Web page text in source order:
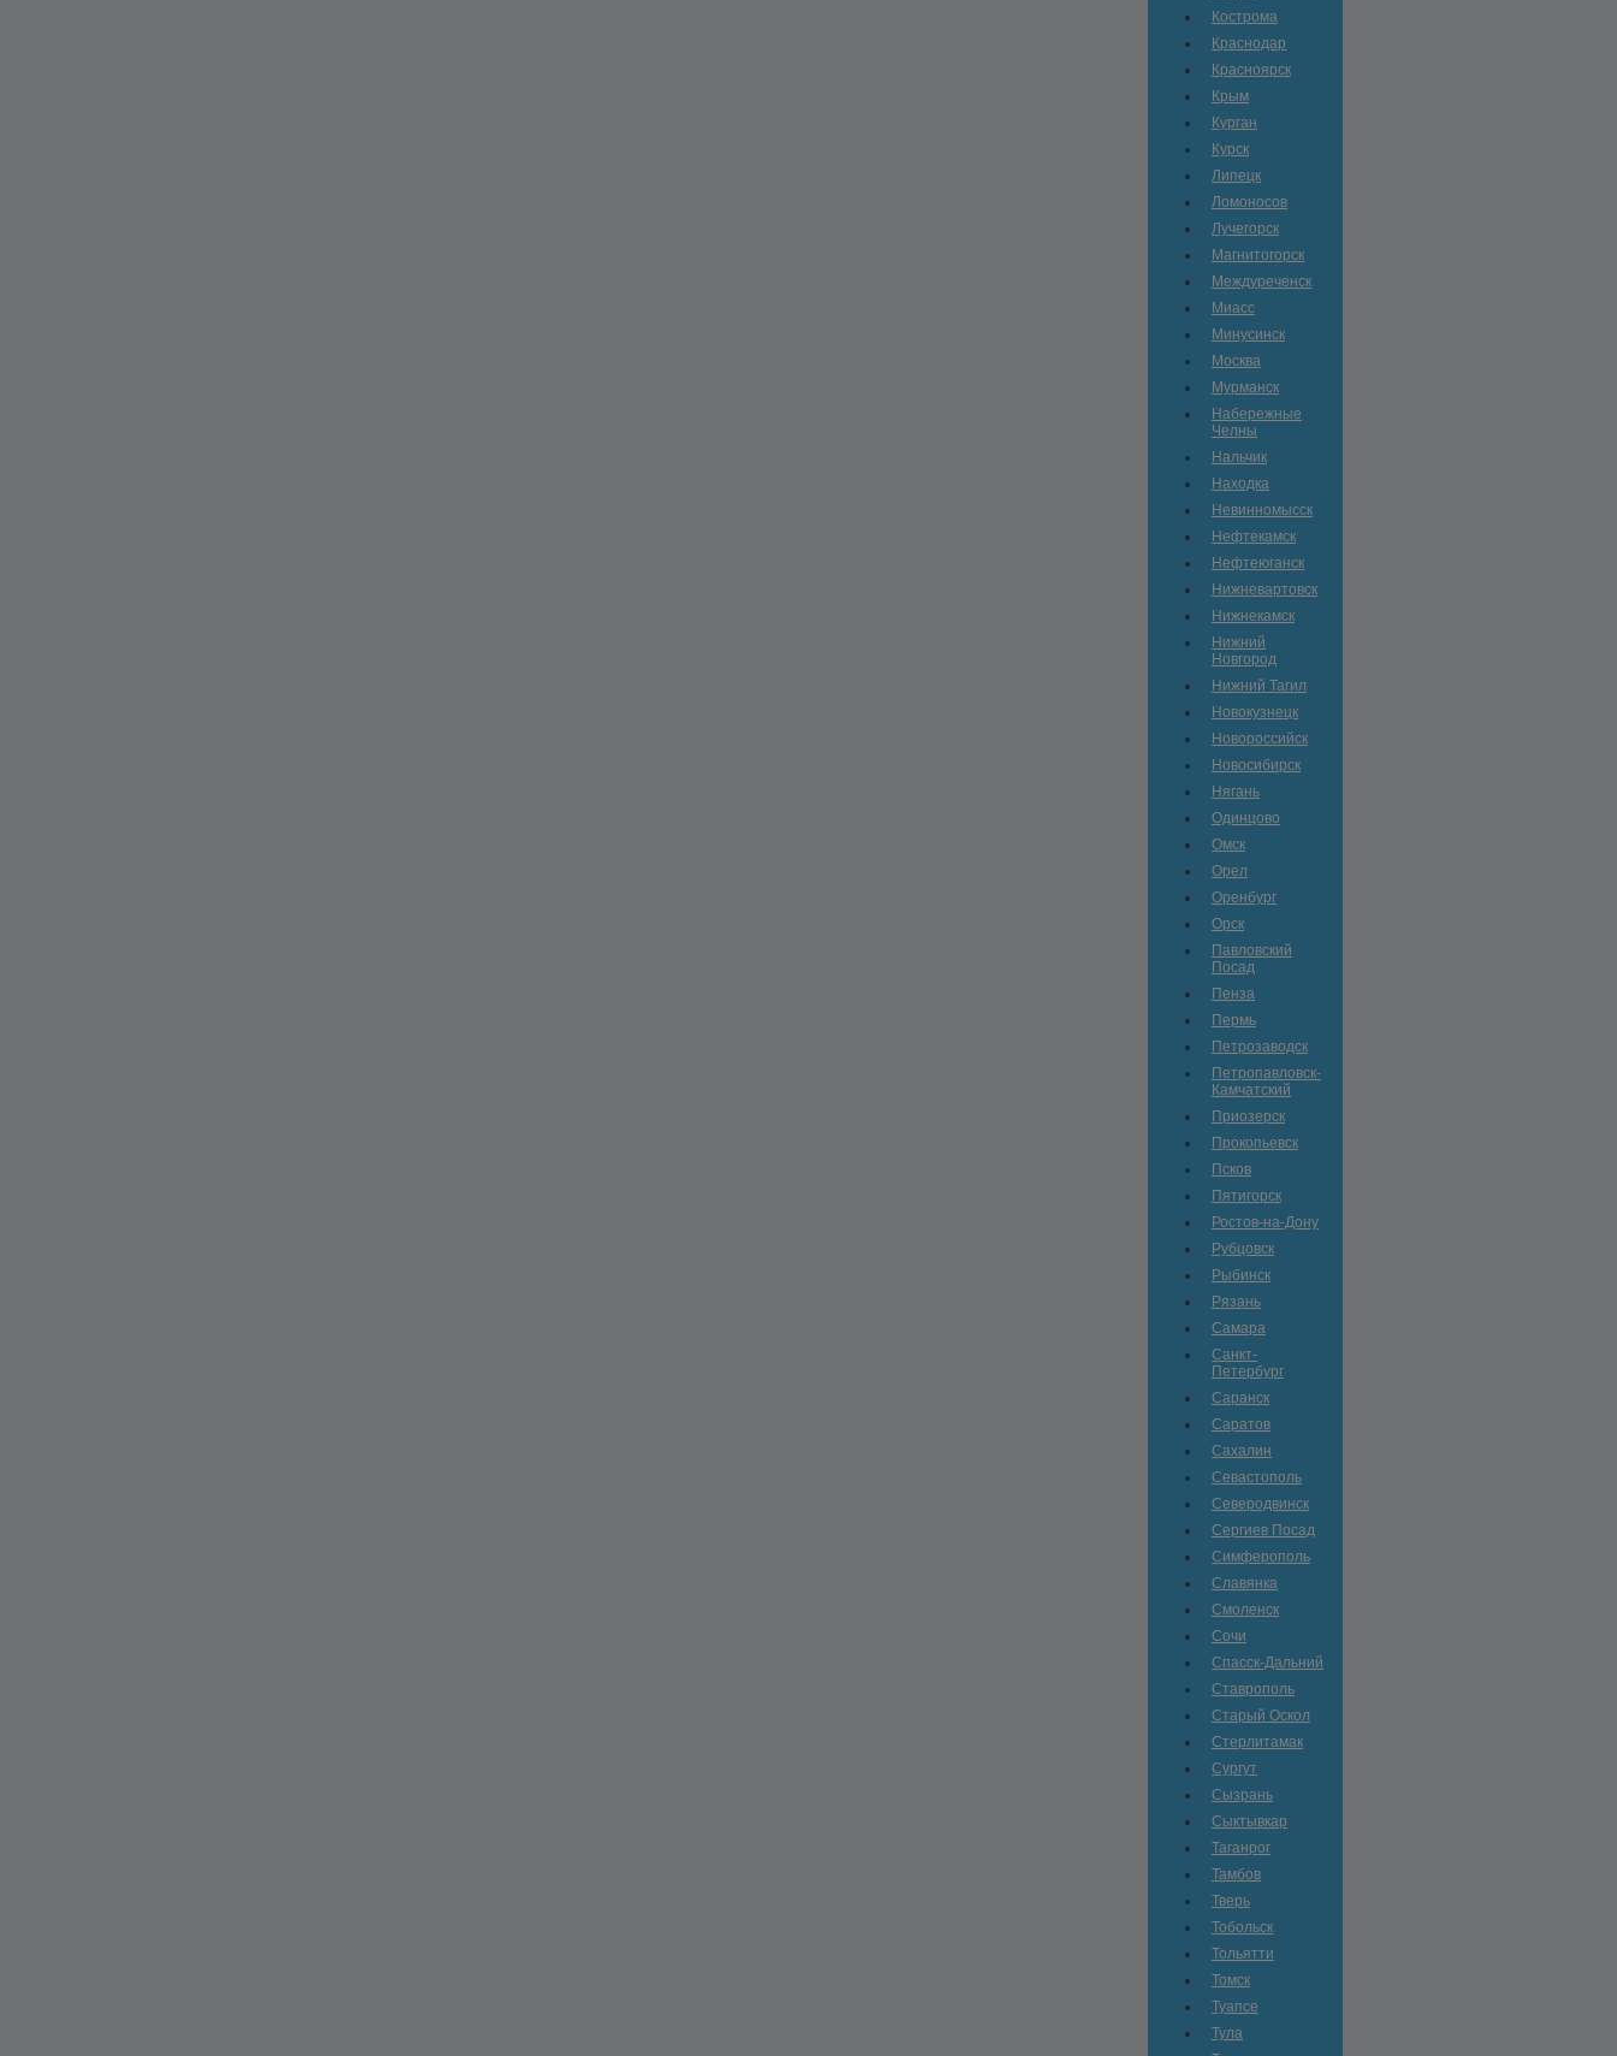
Кострома
Краснодар
Красноярск
Крым
Курган
Курск
Липецк
Ломоносов
Лучегорск
Магнитогорск
Междуреченск
Миасс
Минусинск
Москва
Мурманск
Набережные
Челны
Нальчик
Находка
Невинномысск
Нефтекамск
Нефтеюганск
Нижневартовск
Нижнекамск
Нижний
Новгород
Нижний Тагил
Новокузнецк
Новороссийск
Новосибирск
Нягань
Одинцово
Омск
Орел
Оренбург
Орск
Павловский
Посад
Пенза
Пермь
Петрозаводск
Петропавловск-
Камчатский
Приозерск
Прокопьевск
Псков
Пятигорск
Ростов-на-Дону
Рубцовск
Рыбинск
Рязань
Самара
Санкт-
Петербург
Саранск
Саратов
Сахалин
Севастополь
Северодвинск
Сергиев Посад
Симферополь
Славянка
Смоленск
Сочи
Спасск-Дальний
Ставрополь
Старый Оскол
Стерлитамак
Сургут
Сызрань
Сыктывкар
Таганрог
Тамбов
Тверь
Тобольск
Тольятти
Томск
Туапсе
Тула